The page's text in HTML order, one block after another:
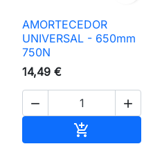
AMORTECEDOR
UNIVERSAL - 650mm
750N
14,49 €
 
